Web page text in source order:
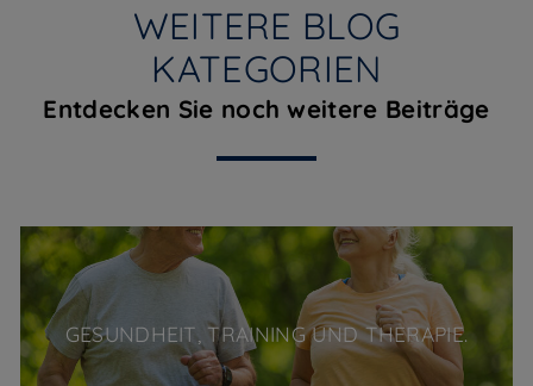
WEITERE BLOG
KATEGORIEN
Entdecken Sie noch weitere Beiträge
GESUNDHEIT, TRAINING UND THERAPIE.